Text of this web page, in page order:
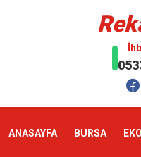
ANASAYFA BURSA